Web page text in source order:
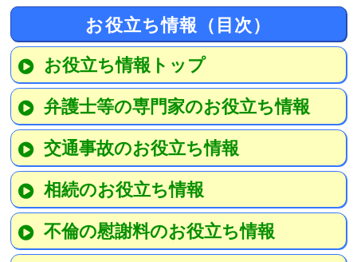
お役立ち情報（目次）
お役立ち情報トップ
弁護士等の専門家のお役立ち情報
交通事故のお役立ち情報
相続のお役立ち情報
不倫の慰謝料のお役立ち情報